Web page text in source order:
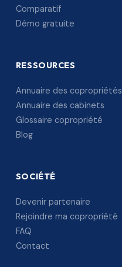
Comparatif
Démo gratuite
RESSOURCES
Annuaire des copropriétés
Annuaire des cabinets
Glossaire copropriété
Blog
SOCIÉTÉ
Devenir partenaire
Rejoindre ma copropriété
FAQ
Contact